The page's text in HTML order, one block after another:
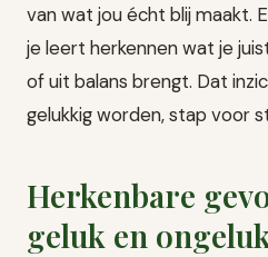
van wat jou écht blij maakt.
je leert herkennen wat je
of uit balans brengt. Dat
gelukkig worden, stap voor
Herkenbare
geluk en